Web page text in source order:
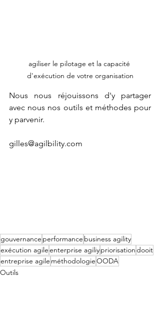
agiliser le pilotage et la capacité
d'exécution de votre organisation
Nous nous réjouissons d'y partager
avec nous nos outils et méthodes pour
y parvenir.
gilles@agilbility.com
gouvernance performance business agility
exécution agileenterprise agiliypriorisationdooit
entreprise agile méthodologieOODA
Outils